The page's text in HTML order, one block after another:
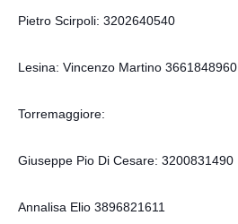
Pietro Scirpoli: 3202640540
Lesina: Vincenzo Martino 3661848960.
Torremaggiore:
Giuseppe Pio Di Cesare: 3200831490
Annalisa Elio 3896821611